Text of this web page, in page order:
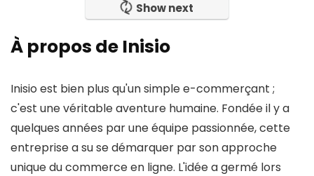
Show next
À propos de Inisio
Inisio est bien plus qu'un simple e-commerçant ;
c'est une véritable aventure humaine. Fondée il y a
quelques années par une équipe passionnée, cette
entreprise a su se démarquer par son approche
unique du commerce en ligne. L'idée a germé lors